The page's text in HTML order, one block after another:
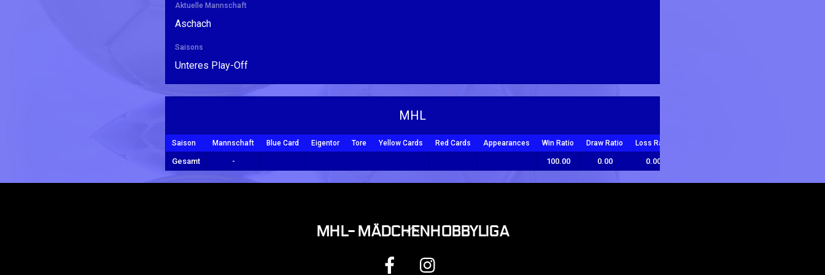
Aktuelle Mannschaft
Aschach
Saisons
Unteres Play-Off
MHL
Saison Mannschaft Blue Card Eigentor Tore Yellow Cards Red Cards Appearances Win Ratio Draw Ratio Loss Ratio
Gesamt - 100.00 0.00 0.00
BACK
TOP
MHL- MÄDCHENHOBBYLIGA
FACEBOOK